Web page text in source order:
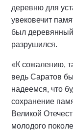
деревню для
увековечит
был
разрушился.
«К сожалению,
ведь Саратов
надеемся, что
сохранение
Великой
молодого